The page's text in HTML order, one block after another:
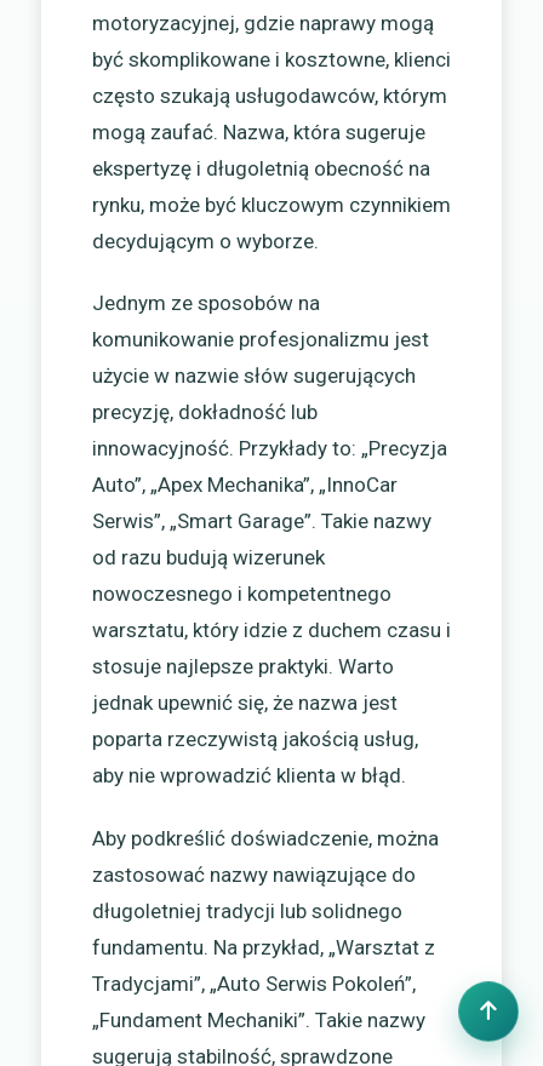
motoryzacyjnej, gdzie naprawy mogą
być skomplikowane i kosztowne, klienci
często szukają usługodawców, którym
mogą zaufać. Nazwa, która sugeruje
ekspertyzę i długoletnią obecność na
rynku, może być kluczowym czynnikiem
decydującym o wyborze.
Jednym ze sposobów na
komunikowanie profesjonalizmu jest
użycie w nazwie słów sugerujących
precyzję, dokładność lub
innowacyjność. Przykłady to: „Precyzja
Auto”, „Apex Mechanika”, „InnoCar
Serwis”, „Smart Garage”. Takie nazwy
od razu budują wizerunek
nowoczesnego i kompetentnego
warsztatu, który idzie z duchem czasu i
stosuje najlepsze praktyki. Warto
jednak upewnić się, że nazwa jest
poparta rzeczywistą jakością usług,
aby nie wprowadzić klienta w błąd.
Aby podkreślić doświadczenie, można
zastosować nazwy nawiązujące do
długoletniej tradycji lub solidnego
fundamentu. Na przykład, „Warsztat z
Tradycjami”, „Auto Serwis Pokoleń”,
„Fundament Mechaniki”. Takie nazwy
sugerują stabilność, sprawdzone